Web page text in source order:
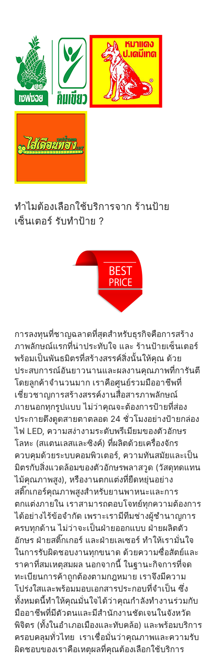
ทำไมต้องเลือกใช้บริการจาก ร้านป้าย
เซ็นเตอร์ รับทำป้าย ?
การลงทุนที่ชาญฉลาดที่สุดสำหรับธุรกิจคือการสร้าง
ภาพลักษณ์แรกที่น่าประทับใจ และ ร้านป้ายเซ็นเตอร์
พร้อมเป็นพันธมิตรที่สร้างสรรค์สิ่งนั้นให้คุณ ด้วย
ประสบการณ์อันยาวนานและผลงานคุณภาพที่การันตี
โดยลูกค้าจำนวนมาก เราคือศูนย์รวมมืออาชีพที่
เชี่ยวชาญการสร้างสรรค์งานสื่อสารภาพลักษณ์
ภายนอกทุกรูปแบบ ไม่ว่าคุณจะต้องการป้ายที่ส่อง
ประกายดึงดูดสายตาตลอด 24 ชั่วโมงอย่างป้ายกล่อง
ไฟ LED, ความสง่างามระดับพรีเมียมของตัวอักษร
โลหะ (สแตนเลสและซิงค์) ที่ผลิตด้วยเครื่องจักร
ควบคุมด้วยระบบคอมพิวเตอร์, ความทันสมัยและเป็น
มิตรกับสิ่งแวดล้อมของตัวอักษรพลาสวูด (วัสดุทดแทน
ไม้คุณภาพสูง), หรืองานตกแต่งที่ยืดหยุ่นอย่าง
สติ๊กเกอร์คุณภาพสูงสำหรับยานพาหนะและการ
ตกแต่งภายใน เราสามารถตอบโจทย์ทุกความต้องการ
ได้อย่างไร้ข้อจำกัด เพราะเรามีทีมช่างผู้ชำนาญการ
ครบทุกด้าน ไม่ว่าจะเป็นฝ่ายออกแบบ ฝ่ายผลิตตัว
อักษร ฝ่ายสติ๊กเกอร์ และฝ่ายเลเซอร์ ทำให้เรามั่นใจ
ในการรับผิดชอบงานทุกขนาด ด้วยความซื่อสัตย์และ
ราคาที่สมเหตุสมผล นอกจากนี้ ในฐานะกิจการที่จด
ทะเบียนการค้าถูกต้องตามกฎหมาย เราจึงมีความ
โปร่งใสและพร้อมมอบเอกสารประกอบที่จำเป็น ซึ่ง
ทั้งหมดนี้ทำให้คุณมั่นใจได้ว่าคุณกำลังทำงานร่วมกับ
มืออาชีพที่มีตัวตนและมีสำนักงานชัดเจนในจังหวัด
พิจิตร (ทั้งในอำเภอเมืองและทับคล้อ) และพร้อมบริการ
ครอบคลุมทั่วไทย เราเชื่อมั่นว่าคุณภาพและความรับ
ผิดชอบของเราคือเหตุผลที่คุณต้องเลือกใช้บริการ